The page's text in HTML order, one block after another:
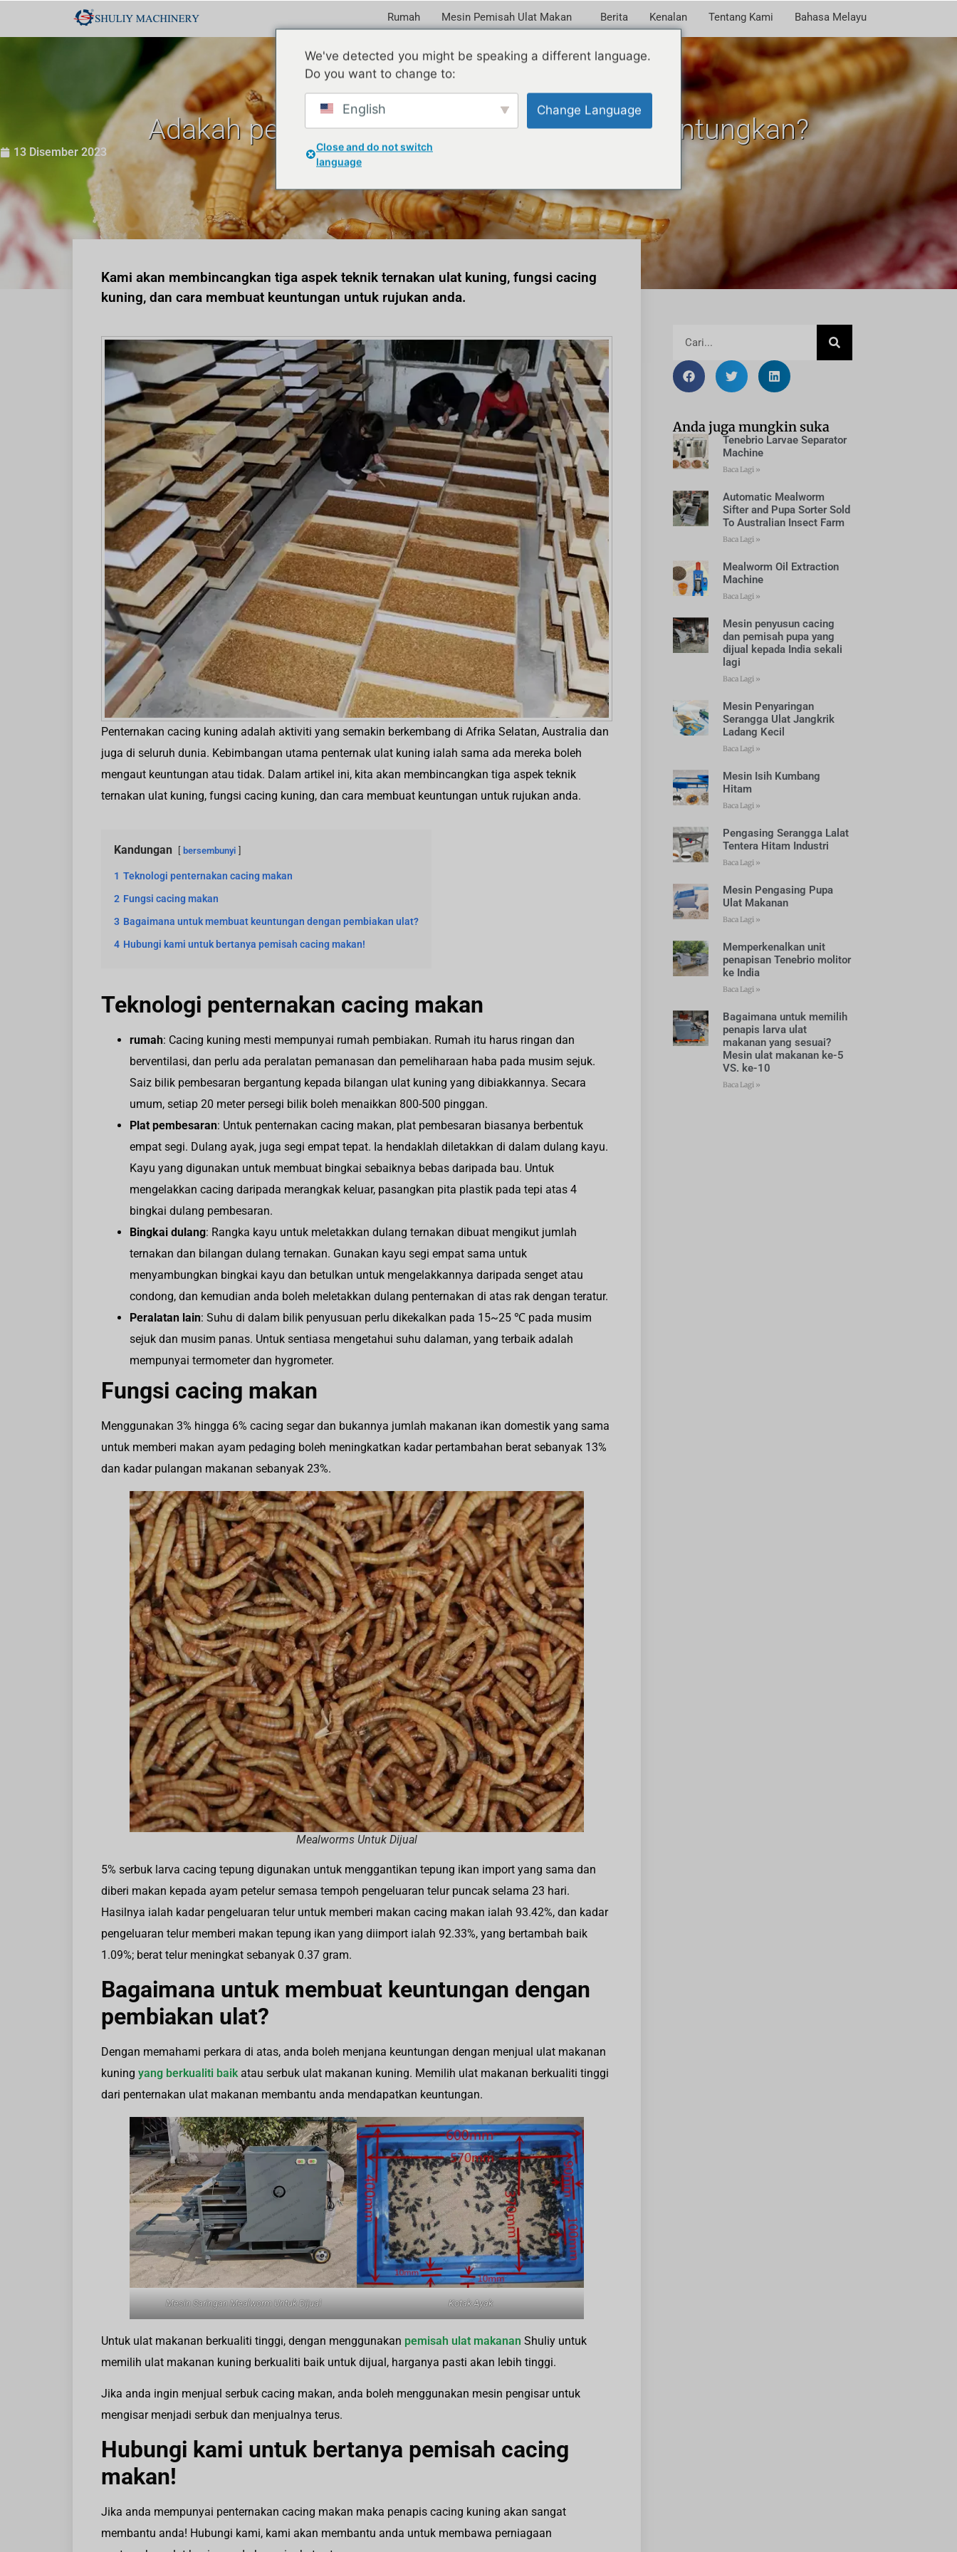
Rumah Mesin Pemisah Ulat Makan Berita Kenalan Tentang Kami Bahasa Melayu
Adakah penternakan cacing makan menguntungkan?
13 Disember 2023
Kami akan membincangkan tiga aspek teknik ternakan ulat kuning, fungsi cacing
kuning, dan cara membuat keuntungan untuk rujukan anda.
Penternakan cacing kuning adalah aktiviti yang semakin berkembang di Afrika Selatan, Australia dan
juga di seluruh dunia. Kebimbangan utama penternak ulat kuning ialah sama ada mereka boleh
mengaut keuntungan atau tidak. Dalam artikel ini, kita akan membincangkan tiga aspek teknik
ternakan ulat kuning, fungsi cacing kuning, dan cara membuat keuntungan untuk rujukan anda.
Kandungan bersembunyi
1 Teknologi penternakan cacing makan
2 Fungsi cacing makan
3 Bagaimana untuk membuat keuntungan dengan pembiakan ulat?
4 Hubungi kami untuk bertanya pemisah cacing makan!
Teknologi penternakan cacing makan
rumah: Cacing kuning mesti mempunyai rumah pembiakan. Rumah itu harus ringan dan
berventilasi, dan perlu ada peralatan pemanasan dan pemeliharaan haba pada musim sejuk.
Saiz bilik pembesaran bergantung kepada bilangan ulat kuning yang dibiakkannya. Secara
umum, setiap 20 meter persegi bilik boleh menaikkan 800-500 pinggan.
Plat pembesaran: Untuk penternakan cacing makan, plat pembesaran biasanya berbentuk
empat segi. Dulang ayak, juga segi empat tepat. Ia hendaklah diletakkan di dalam dulang kayu.
Kayu yang digunakan untuk membuat bingkai sebaiknya bebas daripada bau. Untuk
mengelakkan cacing daripada merangkak keluar, pasangkan pita plastik pada tepi atas 4
bingkai dulang pembesaran.
Bingkai dulang: Rangka kayu untuk meletakkan dulang ternakan dibuat mengikut jumlah
ternakan dan bilangan dulang ternakan. Gunakan kayu segi empat sama untuk
menyambungkan bingkai kayu dan betulkan untuk mengelakkannya daripada senget atau
condong, dan kemudian anda boleh meletakkan dulang penternakan di atas rak dengan teratur.
Peralatan lain: Suhu di dalam bilik penyusuan perlu dikekalkan pada 15~25 ℃ pada musim
sejuk dan musim panas. Untuk sentiasa mengetahui suhu dalaman, yang terbaik adalah
mempunyai termometer dan hygrometer.
Fungsi cacing makan
Menggunakan 3% hingga 6% cacing segar dan bukannya jumlah makanan ikan domestik yang sama
untuk memberi makan ayam pedaging boleh meningkatkan kadar pertambahan berat sebanyak 13%
dan kadar pulangan makanan sebanyak 23%.
Mealworms Untuk Dijual
5% serbuk larva cacing tepung digunakan untuk menggantikan tepung ikan import yang sama dan
diberi makan kepada ayam petelur semasa tempoh pengeluaran telur puncak selama 23 hari.
Hasilnya ialah kadar pengeluaran telur untuk memberi makan cacing makan ialah 93.42%, dan kadar
pengeluaran telur memberi makan tepung ikan yang diimport ialah 92.33%, yang bertambah baik
1.09%; berat telur meningkat sebanyak 0.37 gram.
Bagaimana untuk membuat keuntungan dengan
pembiakan ulat?
Dengan memahami perkara di atas, anda boleh menjana keuntungan dengan menjual ulat makanan
kuning yang berkualiti baikatau serbuk ulat makanan kuning. Memilih ulat makanan berkualiti tinggi
dari penternakan ulat makanan membantu anda mendapatkan keuntungan.
Mesin Saringan Mealworm Untuk Dijual Kotak Ayak
Untuk ulat makanan berkualiti tinggi, dengan menggunakan pemisah ulat makanan Shuliy untuk
memilih ulat makanan kuning berkualiti baik untuk dijual, harganya pasti akan lebih tinggi.
Jika anda ingin menjual serbuk cacing makan, anda boleh menggunakan mesin pengisar untuk
mengisar menjadi serbuk dan menjualnya terus.
Hubungi kami untuk bertanya pemisah cacing
makan!
Jika anda mempunyai penternakan cacing makan maka penapis cacing kuning akan sangat
membantu anda! Hubungi kami, kami akan membantu anda untuk membawa perniagaan
Anda juga mungkin suka
Tenebrio Larvae Separator
Machine
Baca Lagi »
Automatic Mealworm
Sifter and Pupa Sorter Sold
To Australian Insect Farm
Baca Lagi »
Mealworm Oil Extraction
Machine
Baca Lagi »
Mesin penyusun cacing
dan pemisah pupa yang
dijual kepada India sekali
lagi
Baca Lagi »
Mesin Penyaringan
Serangga Ulat Jangkrik
Ladang Kecil
Baca Lagi »
Mesin Isih Kumbang
Hitam
Baca Lagi »
Pengasing Serangga Lalat
Tentera Hitam Industri
Baca Lagi »
Mesin Pengasing Pupa
Ulat Makanan
Baca Lagi »
Memperkenalkan unit
penapisan Tenebrio molitor
ke India
Baca Lagi »
Bagaimana untuk memilih
penapis larva ulat
makanan yang sesuai?
Mesin ulat makanan ke-5
VS. ke-10
Baca Lagi »
We've detected you might be speaking a different language.
Do you want to change to:
English Change Language
Close and do not switch
language